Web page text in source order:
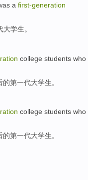
a first-generation
大学生。
college students who
的第一代大学生。
college students who
的第一代大学生。